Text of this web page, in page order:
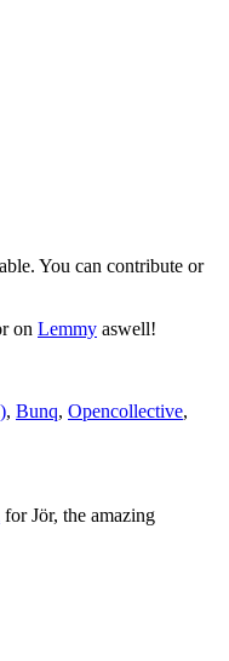
You can contribute or
on Lemmy aswell!
, Bunq, Opencollective,
for Jör, the amazing